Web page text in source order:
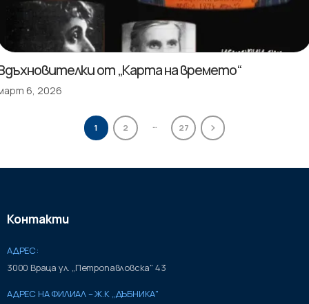
от „Карта на времето“
6, 2026
1 2 … 27
Контакти
АДРЕС:
3000 Враца ул. „Петропавловска" 43
АДРЕС НА ФИЛИАЛ – Ж.К „ДЪБНИКА"